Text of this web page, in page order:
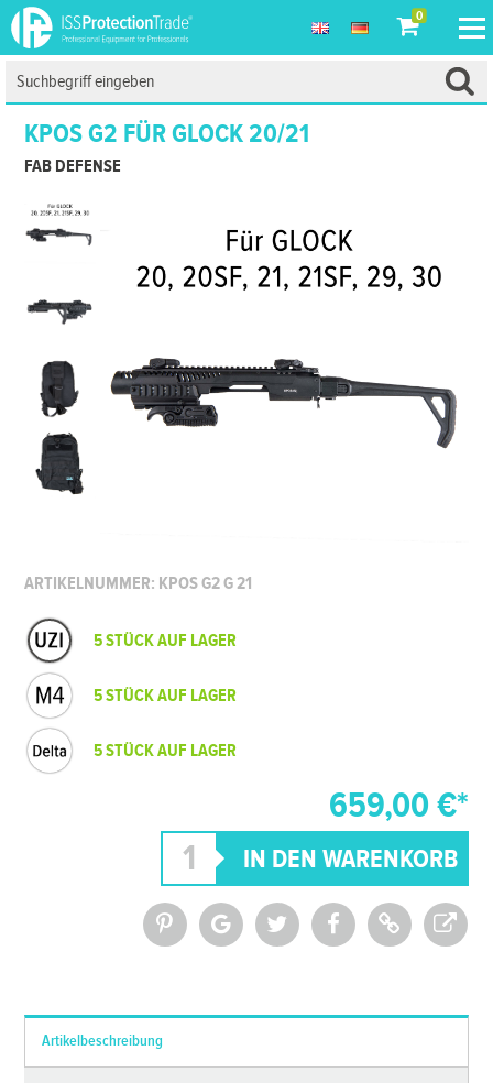
0
KPOS G2 FÜR GLOCK 20/21
FAB DEFENSE
ARTIKELNUMMER: KPOS G2 G 21
5 STÜCK AUF LAGER
5 STÜCK AUF LAGER
5 STÜCK AUF LAGER
659,00 €*
Artikelbeschreibung